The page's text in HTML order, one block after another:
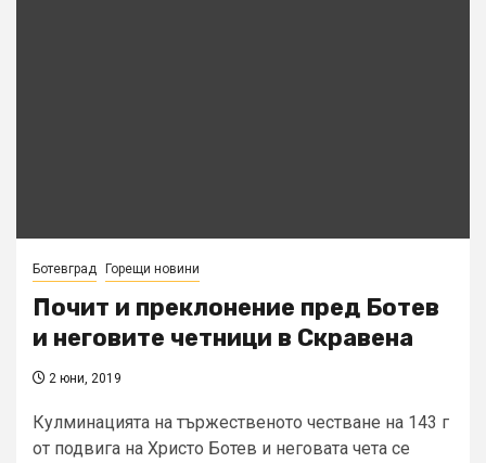
Ботевград Горещи новини
Почит и преклонение пред Ботев
и неговите четници в Скравена
2 юни, 2019
Кулминацията на тържественото честване на 143 г
от подвига на Христо Ботев и неговата чета се